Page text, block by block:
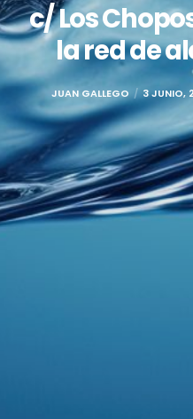
c/ Los
la red de
JUAN GALLEGO 3 JUNIO,